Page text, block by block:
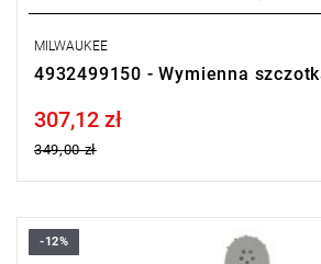
MILWAUKEE
4932499150 - Wymienna
Price tax included
307,12 zł
349,00 zł
-12%